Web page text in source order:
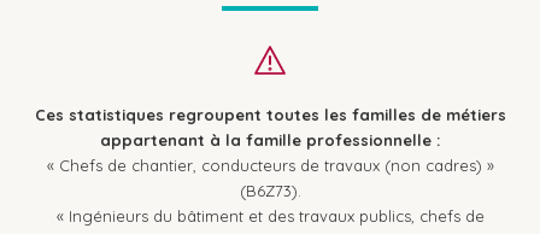
Ces statistiques regroupent toutes les familles de métiers
appartenant à la famille professionnelle :
« Chefs de chantier, conducteurs de travaux (non cadres) »
(B6Z73).
« Ingénieurs du bâtiment et des travaux publics, chefs de